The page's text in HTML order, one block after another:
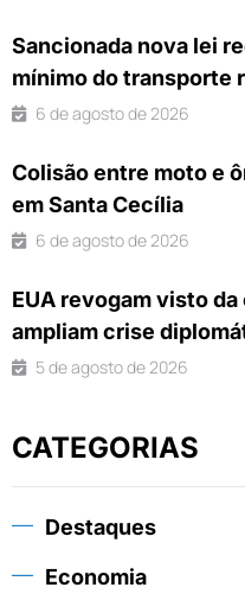
Sancionada nova lei
mínimo do transporte
6 de agosto de 2026
Colisão entre moto e
em Santa Cecília
6 de agosto de 2026
EUA revogam visto
ampliam crise
5 de agosto de 2026
CATEGORIAS
Destaques
Economia